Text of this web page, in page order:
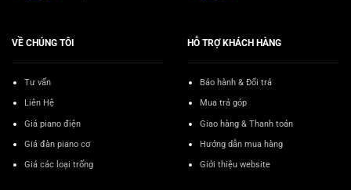
VỀ CHÚNG TÔI
Tư vấn
Liên Hệ
Giá piano điện
Giá đàn piano cơ
Giá các loại trống
HỖ TRỢ KHÁCH HÀNG
Bảo hành & Đổi trả
Mua trả góp
Giao hàng & Thanh toán
Hướng dẫn mua hàng
Giới thiệu website